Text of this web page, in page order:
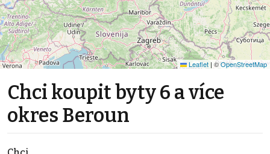
Leaflet | ©OpenStreetMap
Chci koupit byty 6 a více
okres Beroun